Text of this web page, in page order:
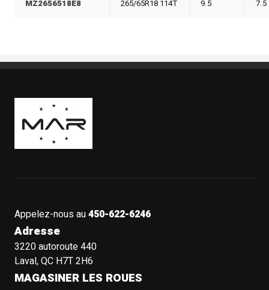
MZ2656518E8 265/65R18 114T 9.5 7.5
Boutique Mags à Rabais
Appelez-nous au450-622-6246
Adresse
3220 autoroute 440
Laval, QC H7T 2H6
MAGASINER LES ROUES